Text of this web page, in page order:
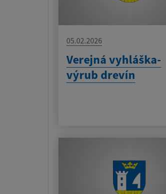
05.02.2026
Verejná vyhláška-
výrub drevín